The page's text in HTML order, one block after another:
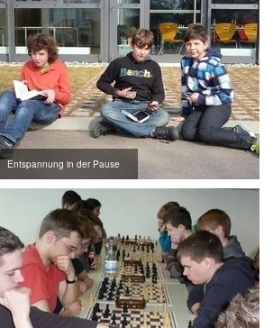
Entspannung in der Pause